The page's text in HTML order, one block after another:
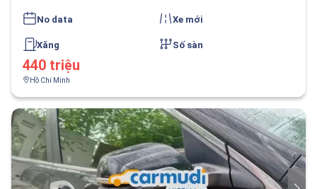
No data Xe mới
Xăng Số sàn
440 triệu
Hồ Chí Minh